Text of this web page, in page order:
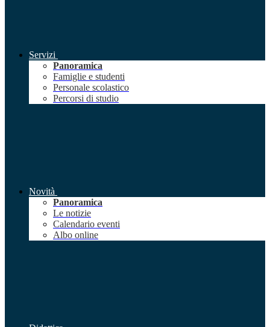
Servizi
Panoramica
Famiglie e studenti
Personale scolastico
Percorsi di studio
Novità
Panoramica
Le notizie
Calendario eventi
Albo online